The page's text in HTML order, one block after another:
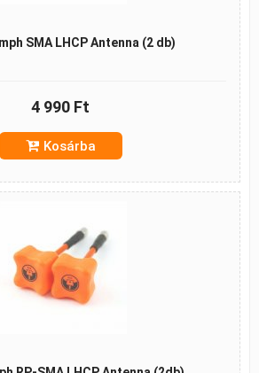
SMA LHCP Antenna (2 db)
4 990 Ft
Kosárba